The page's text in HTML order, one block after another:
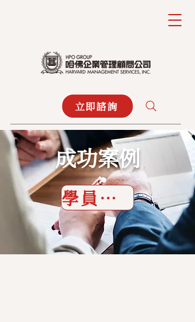
立即諮詢
​成功案例
學員大聲說